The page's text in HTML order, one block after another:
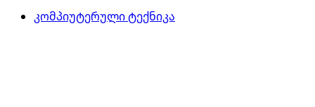
კომპიუტერული ტექნიკა